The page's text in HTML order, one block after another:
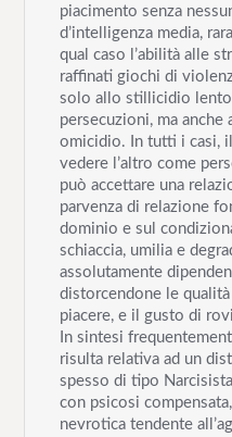
piacimento senza
d’intelligenza media,
qual caso l’abilità alle
raffinati giochi di
solo allo stillicidio
persecuzioni, ma anche
omicidio. In tutti i casi,
vedere l’altro come
può accettare una
parvenza di relazione
dominio e sul
schiaccia, umilia e
assolutamente
distorcendone le
piacere, e il gusto di
In sintesi
risulta relativa ad un
spesso di tipo
con psicosi
nevrotica tendente